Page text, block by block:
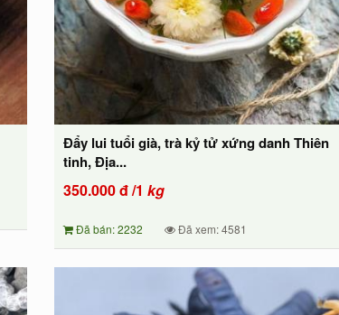
Đẩy lui tuổi già, trà kỷ tử xứng danh Thiên
tinh, Địa...
350.000đ/1 kg
Đã bán: 2232 Đã xem: 4581